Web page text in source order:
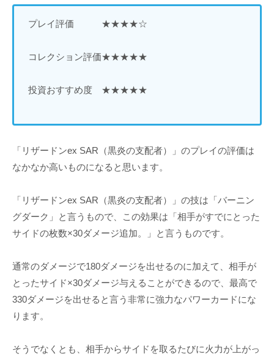
プレイ評価 ★★★★☆
コレクション評価★★★★★
投資おすすめ度 ★★★★★
「リザードンex SAR（黒炎の支配者）」のプレイの評価は
なかなか高いものになると思います。
「リザードンex SAR（黒炎の支配者）」の技は「バーニン
グダーク」と言うもので、この効果は「相手がすでにとった
サイドの枚数×30ダメージ追加。」と言うものです。
通常のダメージで180ダメージを出せるのに加えて、相手が
とったサイド×30ダメージ与えることができるので、最高で
330ダメージを出せると言う非常に強力なパワーカードにな
ります。
そうでなくとも、相手からサイドを取るたびに火力が上がっ